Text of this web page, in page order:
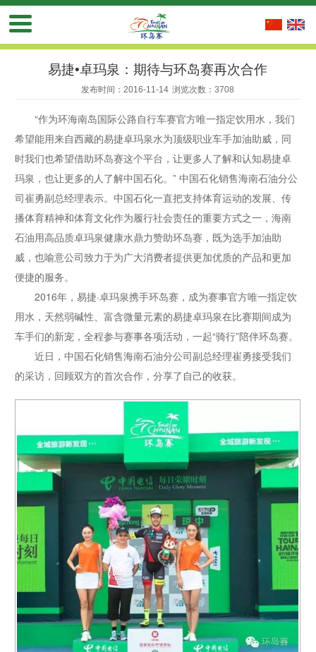
易捷•卓玛泉：期待与环岛赛再次合作
发布时间：2016-11-14 浏览次数：3708
“作为环海南岛国际公路自行车赛官方唯一指定饮用水，我们
希望能用来自西藏的易捷卓玛泉水为顶级职业车手加油助威，同
时我们也希望借助环岛赛这个平台，让更多人了解和认知易捷卓
玛泉，也让更多的人了解中国石化。” 中国石化销售海南石油分公
司崔勇副总经理表示。中国石化一直把支持体育运动的发展、传
播体育精神和体育文化作为履行社会责任的重要方式之一，海南
石油用高品质卓玛泉健康水鼎力赞助环岛赛，既为选手加油助
威，也喻意公司致力于为广大消费者提供更加优质的产品和更加
便捷的服务。
2016年，易捷·卓玛泉携手环岛赛，成为赛事官方唯一指定饮
用水，天然弱碱性、富含微量元素的易捷卓玛泉在比赛期间成为
车手们的新宠，全程参与赛事各项活动，一起“骑行”陪伴环岛赛。
近日，中国石化销售海南石油分公司副总经理崔勇接受我们
的采访，回顾双方的首次合作，分享了自己的收获。